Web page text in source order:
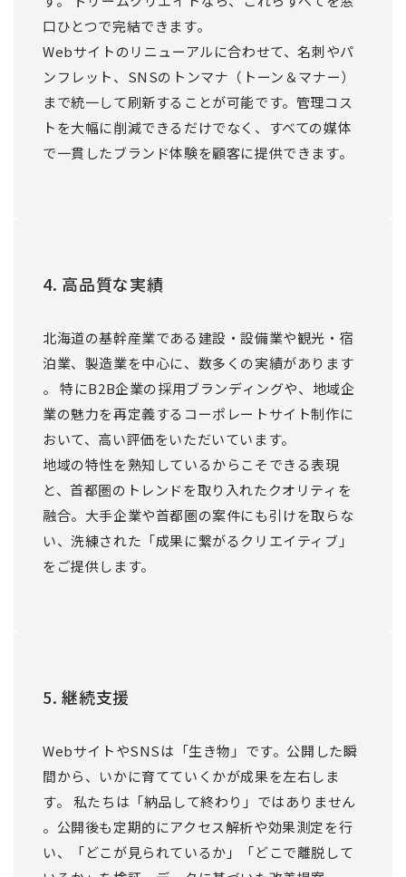
口ひとつで完結できます。
Webサイトのリニューアルに合わせて、名刺やパ
ンフレット、SNSのトンマナ（トーン＆マナー）
まで統一して刷新することが可能です。管理コス
トを大幅に削減できるだけでなく、すべての媒体
で一貫したブランド体験を顧客に提供できます。
4. 高品質な実績
北海道の基幹産業である建設・設備業や観光・宿
泊業、製造業を中心に、数多くの実績があります
。 特にB2B企業の採用ブランディングや、地域企
業の魅力を再定義するコーポレートサイト制作に
おいて、高い評価をいただいています。
地域の特性を熟知しているからこそできる表現
と、首都圏のトレンドを取り入れたクオリティを
融合。大手企業や首都圏の案件にも引けを取らな
い、洗練された「成果に繋がるクリエイティブ」
をご提供します。
5. 継続支援
WebサイトやSNSは「生き物」です。公開した瞬
間から、いかに育てていくかが成果を左右しま
す。 私たちは「納品して終わり」ではありません
。公開後も定期的にアクセス解析や効果測定を行
い、「どこが見られているか」「どこで離脱して